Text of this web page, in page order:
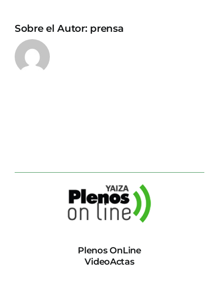
Sobre el Autor: prensa
Plenos OnLine
VideoActas